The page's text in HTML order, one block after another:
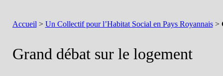
Accueil > Un Collectif pour l’Habitat Social en Pays Royannais>
Grand débat sur le logement